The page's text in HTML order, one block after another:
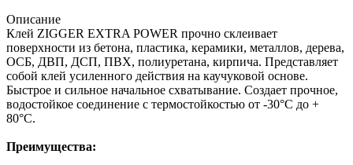
Описание
Клей ZIGGER EXTRA POWER прочно склеивает
поверхности из бетона, пластика, керамики, металлов, дерева,
ОСБ, ДВП, ДСП, ПВХ, полиуретана, кирпича. Представляет
собой клей усиленного действия на каучуковой основе.
Быстрое и сильное начальное схватывание. Создает прочное,
водостойкое соединение с термостойкостью от -30°С до +
80°С.
Преимущества: